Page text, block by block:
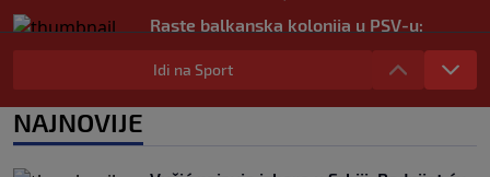
Raste balkanska kolonija u PSV-u:
Reprezentativac Srbije stigao kod
Perišića i Bajraktarevića
eura stigao na Santiago Bernabeu
Idi na Sport
NAJNOVIJE